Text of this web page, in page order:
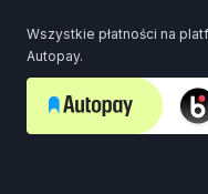
Wszystkie płatności na
Autopay.